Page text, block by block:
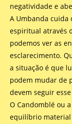
negatividade e
A Umbanda cuida
espiritual através
podemos ver as
esclarecimento.
a situação é que
podem mudar de
devem seguir
O Candomblé ou
equilíbrio material